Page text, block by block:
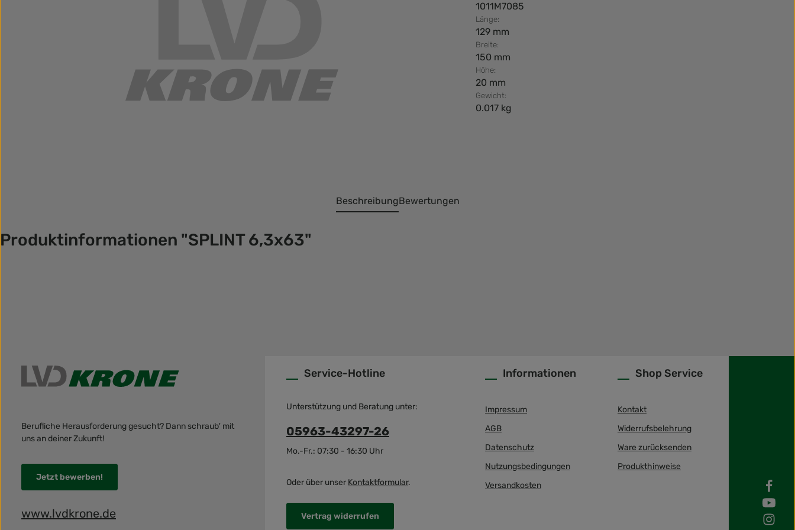
1011M7085
Länge:
129 mm
Breite:
150 mm
Höhe:
20 mm
Gewicht:
0.017 kg
BeschreibungBewertungen
Produktinformationen "SPLINT 6,3x63"
Berufliche Herausforderung gesucht? Dann schraub' mit
uns an deiner Zukunft!
Jetzt bewerben!
www.lvdkrone.de
Service-Hotline
Unterstützung und Beratung unter:
05963-43297-26
Mo.-Fr.: 07:30 - 16:30 Uhr
Oder über unser Kontaktformular.
Vertrag widerrufen
Informationen
Impressum
AGB
Datenschutz
Nutzungsbedingungen
Versandkosten
Shop Service
Kontakt
Widerrufsbelehrung
Ware zurücksenden
Produkthinweise